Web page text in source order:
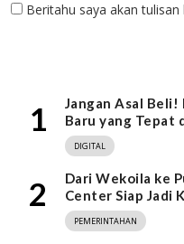
Beritahu saya akan tulisan
1
Jangan Asal Beli!
Baru yang Tepat
DIGITAL
2
Dari Wekoila ke
Center Siap Jadi
PEMERINTAHAN